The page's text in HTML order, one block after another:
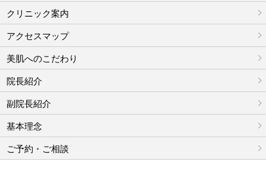
クリニック案内
アクセスマップ
美肌へのこだわり
院長紹介
副院長紹介
基本理念
ご予約・ご相談